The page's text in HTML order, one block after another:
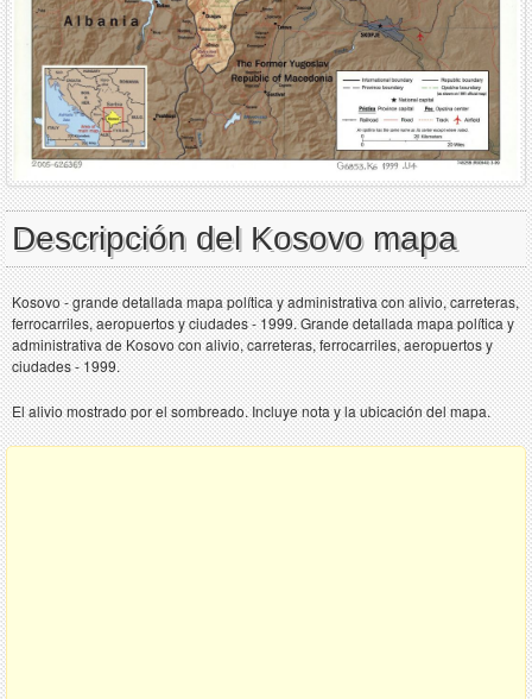
Descripción del Kosovo mapa
Kosovo - grande detallada mapa política y administrativa con alivio, carreteras,
ferrocarriles, aeropuertos y ciudades - 1999. Grande detallada mapa política y
administrativa de Kosovo con alivio, carreteras, ferrocarriles, aeropuertos y
ciudades - 1999.
El alivio mostrado por el sombreado. Incluye nota y la ubicación del mapa.